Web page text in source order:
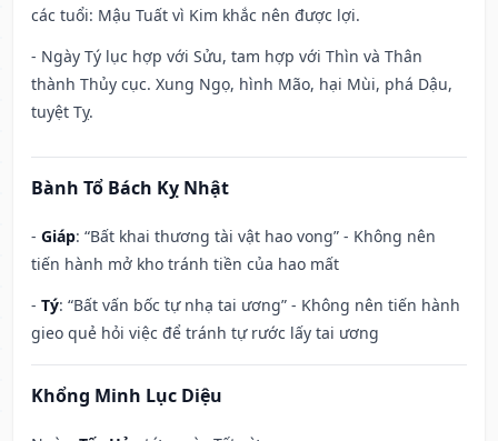
các tuổi: Mậu Tuất vì Kim khắc nên được lợi.
- Ngày Tý lục hợp với Sửu, tam hợp với Thìn và Thân
thành Thủy cục. Xung Ngọ, hình Mão, hại Mùi, phá Dậu,
tuyệt Tỵ.
Bành Tổ Bách Kỵ Nhật
- Giáp: “Bất khai thương tài vật hao vong” - Không nên
tiến hành mở kho tránh tiền của hao mất
- Tý: “Bất vấn bốc tự nhạ tai ương” - Không nên tiến hành
gieo quẻ hỏi việc để tránh tự rước lấy tai ương
Khổng Minh Lục Diệu